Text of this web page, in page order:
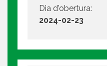
Dia d'obertura:
2024-02-23